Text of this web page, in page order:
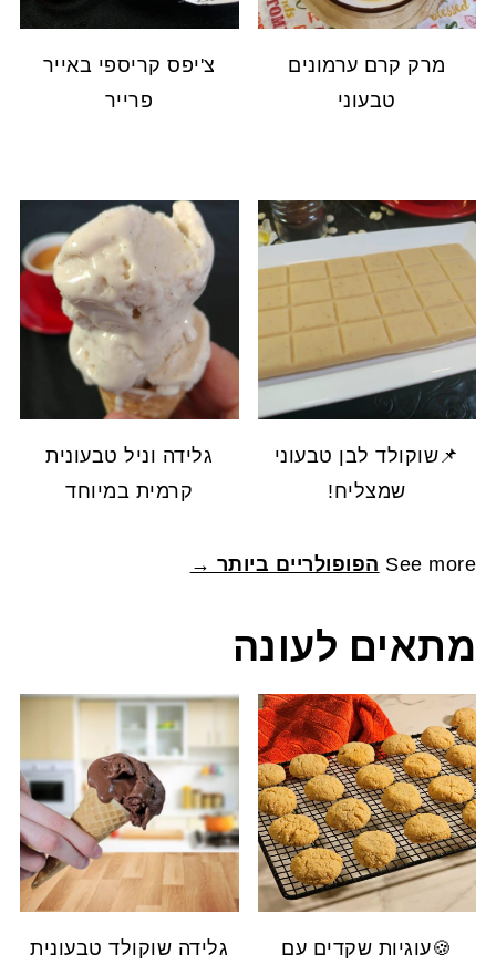
מרק קרם ערמונים
טבעוני
צ'יפס קריספי באייר
פרייר
📌שוקולד לבן טבעוני
שמצליח!
גלידה וניל טבעונית
קרמית במיוחד
See more הפופולריים ביותר →
מתאים לעונה
🍪עוגיות שקדים עם
גלידה שוקולד טבעונית